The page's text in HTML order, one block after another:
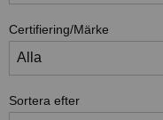
Certifiering/Märke
Sortera efter